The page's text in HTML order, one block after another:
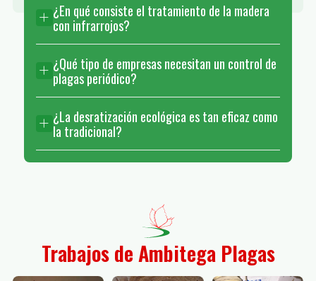
¿En qué consiste el tratamiento de la madera
con infrarrojos?
¿Qué tipo de empresas necesitan un control de
plagas periódico?
¿La desratización ecológica es tan eficaz como
la tradicional?
Trabajos de Ambitega Plagas